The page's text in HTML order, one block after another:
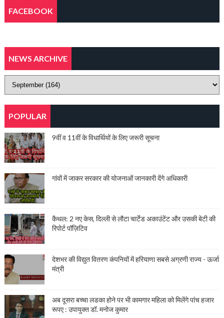
FACEBOOK
NEWS ARCHIVE
POPULAR
9वीं व 11वीं के विधार्थियों के लिए जरूरी सूचना
गांवों में जाकर सरकार की योजनाओं जानकारी देंगे अधिकारी
कैथल: 2 नए केस, दिल्ली से लौटा चार्टेड अकाउंटेंट और उसकी बेटी की
रिपोर्ट पॉज़िटिव
देशभर की विद्युत वितरण कंपनियों में हरियाणा सबसे अग्रणी राज्य - ऊर्जा
मंत्री
अब दूसरा बच्चा लडका होने पर भी कामगार महिला को मिलेंगे पांच हजार
रूपए : उपायुक्त डॉ. मनोज कुमार